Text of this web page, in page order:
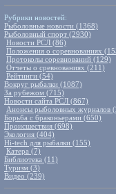
Рубрики новостей:
Рыболовные новости (1368)
Рыболовный спорт (2930)
Новости РСЛ (86)
Положения о соревнованиях
Протоколы соревнований (129)
Отчеты о сревнованиях (211)
Рейтинги (54)
Вокруг рыбалки (1087)
За рубежом (715)
Новости сайта РСЛ (867)
Анонсы рыболовных журналов
Борьба с браконьерами (650)
Происшествия (698)
Экология (404)
Hi-tech для рыбалки (155)
Катера (7)
Библиотека (11)
Туризм (3)
Видео (239)